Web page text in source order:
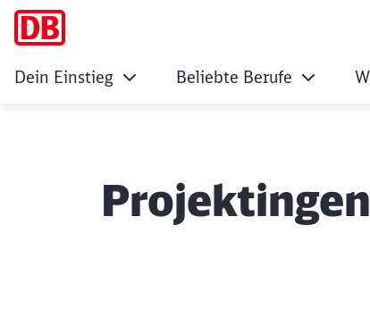
Dein Einstieg Beliebte Berufe